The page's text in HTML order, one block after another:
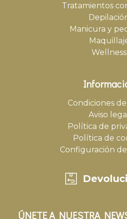
Tratamientos
Manicura y
Wellness
Condiciones
Aviso legal
Política de
Política de
Configuración
ÚNETE A NUESTRA